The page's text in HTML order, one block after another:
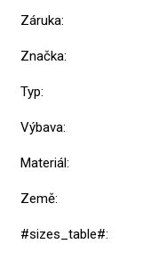
Záruka:
Značka:
Typ:
Výbava:
Materiál:
Země:
#sizes_table#: